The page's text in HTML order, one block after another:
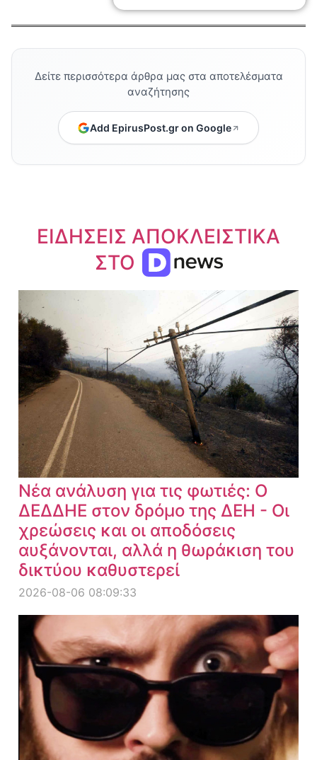
Δείτε περισσότερα άρθρα μας στα αποτελέσματα
αναζήτησης
Add EpirusPost.gr on Google
ΕΙΔΗΣΕΙΣ ΑΠΟΚΛΕΙΣΤΙΚΑ
ΣΤΟ
Νέα ανάλυση για τις φωτιές: Ο
ΔΕΔΔΗΕ στον δρόμο της ΔΕΗ - Οι
χρεώσεις και οι αποδόσεις
αυξάνονται, αλλά η θωράκιση του
δικτύου καθυστερεί
2026-08-06 08:09:33